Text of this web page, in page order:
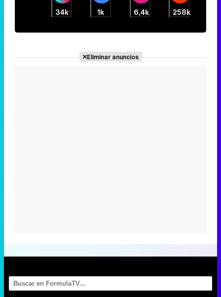
34k 1k 6,4k 258k
Eliminar anuncios